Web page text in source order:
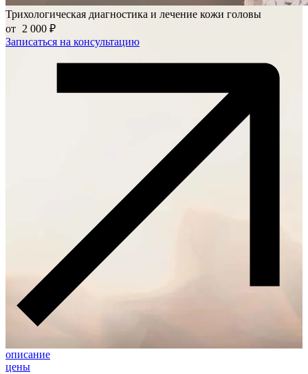
Трихологическая диагностика и лечение кожи головы
от 2 000 ₽
Записаться на консультацию
описание
цены